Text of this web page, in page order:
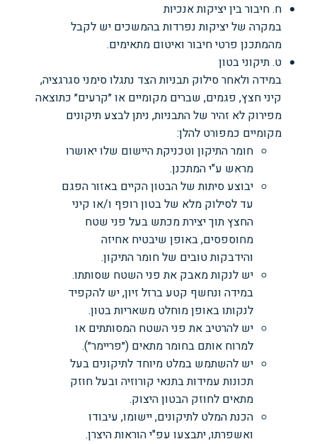
ח. חיבור בין יציקות אנכיות
במקרה של יציקות נפרדות בהמשכים יש לקבל
מהמתכנן פרטי חיבור ואיטום מתאימים.
ט. תיקוני בטון
במידה ולאחר סילוק תבניות הצד נתגלו סימני סגרגציה,
קיני חצץ, פגמים, שברים מקומיים או ״קרעים״ כתוצאה
מפירוק לא זהיר של התבניות, ניתן לבצע תיקונים
מקומיים כמפורט להלן:
חומר התיקון וטכניקת היישום שלו יאושרו
מראש ע"י המתכנן.
יבוצע סיתות של הבטון הקיים באזור הפגם
עד לסילוק מלא של בטון רופף ו/או קיני
החצץ תוך יצירת מכתש בעל פני שטח
מחוספסים, באופן שיבטיח אחיזה
והידבקות טובים של חומר התיקון.
יש לנקות מאבק את פני השטח שסותתו.
במידה ונחשף קטע ברזל זיון, יש להקפיד
לנקותו באופן מוחלט משאריות בטון.
יש להרטיב את פני השטח המסותתים או
למרוח אותם בחומר מתאים (״פריימר״).
יש להשתמש במלט מיוחד לתיקונים בעל
תכונות עמידות בתנאי קורוזיה ובעל חוזק
מתאים לחוזק הבטון היצוק.
הכנת המלט לתיקונים, יישומו, עיבודו
ואשפרתו, יתבצעו עפ"י הוראות היצרן.